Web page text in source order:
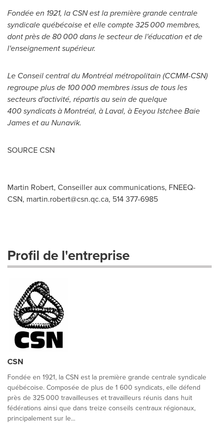
Fondée en 1921, la CSN est lapremière grande centrale
syndicale québécoise et elle compte 325 000 membres,
dont près de 80 000 dans le secteur de l'éducation et de
l'enseignement supérieur.
Le Conseilcentral du Montréal métropolitain (CCMM-CSN)
regroupe plus de 100 000 membres issus de tous les
secteurs d'activité, répartis au sein de quelque
400 syndicats à Montréal, àLaval, à Eeyou Istchee Baie
James et au Nunavik.
SOURCE CSN
Martin Robert, Conseiller aux communications, FNEEQ-
CSN, martin.robert@csn.qc.ca, 514 377-6985
Profil de l'entreprise
CSN
Fondée en 1921, la CSN est la première grande centrale syndicale
québécoise. Composée de plus de 1 600 syndicats, elle défend
près de 325 000 travailleuses et travailleurs réunis dans huit
fédérations ainsi que dans treize conseils centraux régionaux,
principalement sur le...